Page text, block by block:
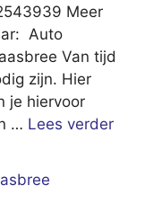
Meer
Auto
Van tijd
zijn. Hier
je hiervoor
… Lees verder